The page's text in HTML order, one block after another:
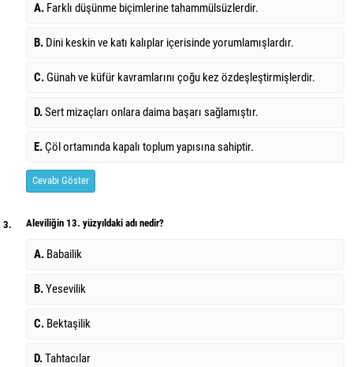
A. Farklı düşünme biçimlerine tahammülsüzlerdir.
B. Dini keskin ve katı kalıplar içerisinde yorumlamışlardır.
C.Günah ve küfür kavramlarını çoğu kez özdeşleştirmişlerdir.
D.Sert mizaçları onlara daima başarı sağlamıştır.
E.Çöl ortamında kapalı toplum yapısına sahiptir.
Cevabı Göster
3. Aleviliğin 13. yüzyıldaki adı nedir?
A. Babailik
B.Yesevilik
C. Bektaşilik
D.Tahtacılar